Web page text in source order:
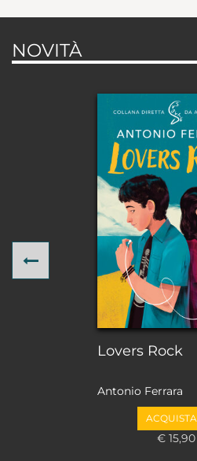
NOVITÀ
Lovers Rock
Antonio Ferrara
ACQUISTA
€ 15,90
Previous